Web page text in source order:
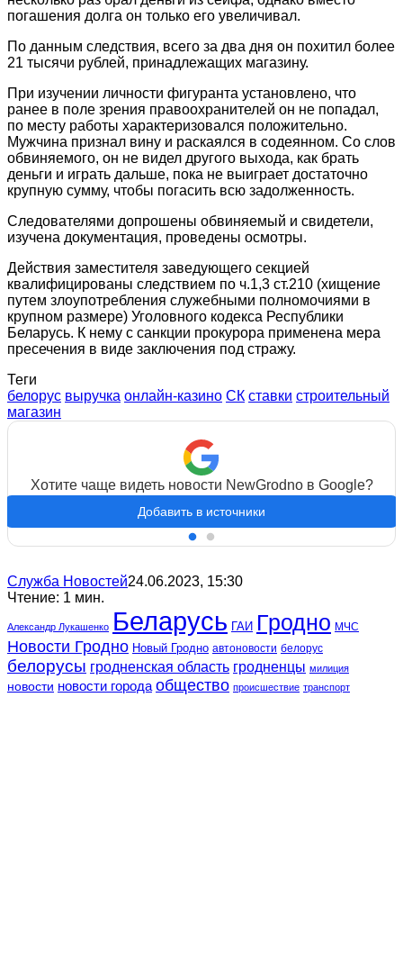
погашения долга он только его увеличивал.
По данным следствия, всего за два дня он похитил более
21 тысячи рублей, принадлежащих магазину.
При изучении личности фигуранта установлено, что
ранее в поле зрения правоохранителей он не попадал,
по месту работы характеризовался положительно.
Мужчина признал вину и раскаялся в содеянном. Со слов
обвиняемого, он не видел другого выхода, как брать
деньги и играть дальше, пока не выиграет достаточно
крупную сумму, чтобы погасить всю задолженность.
Следователями допрошены обвиняемый и свидетели,
изучена документация, проведены осмотры.
Действия заместителя заведующего секцией
квалифицированы следствием по ч.1,3 ст.210 (хищение
путем злоупотребления служебными полномочиями в
крупном размере) Уголовного кодекса Республики
Беларусь. К нему с санкции прокурора применена мера
пресечения в виде заключения под стражу.
Теги
белорус выручка онлайн-казино СК ставки строительный
магазин
Хотите чаще видеть новости NewGrodno в Google?
Добавить в источники
Служба Новостей24.06.2023, 15:30
Чтение: 1 мин.
Александр Лукашенко Беларусь ГАИ Гродно МЧС
Новости Гродно Новый Гродно автоновости белорус
белорусы гродненская область гродненцы милиция
новости новости города общество происшествие транспорт